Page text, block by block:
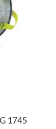
1745